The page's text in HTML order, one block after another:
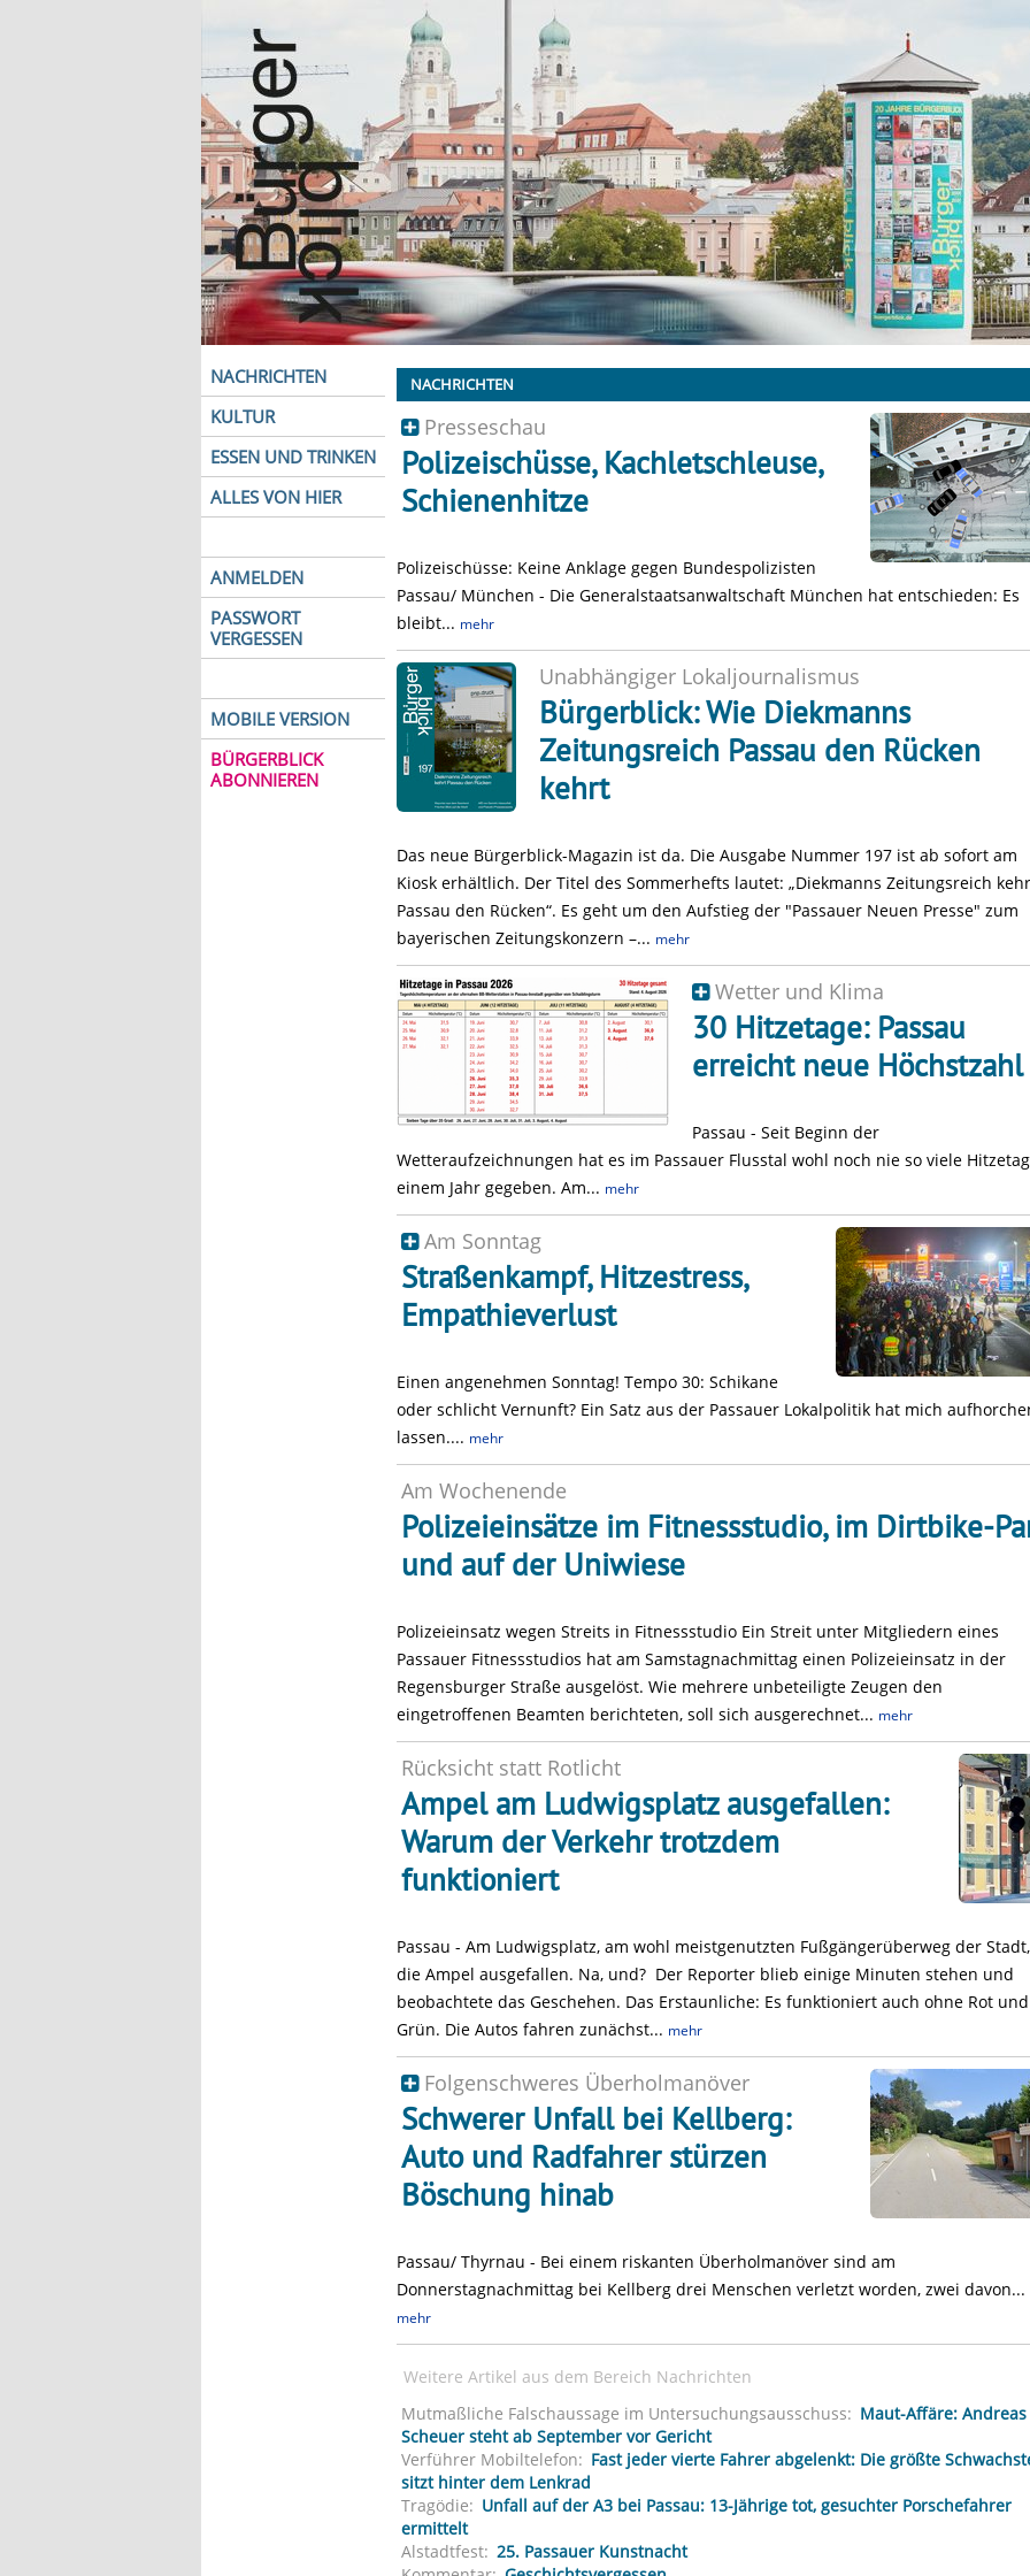
NACHRICHTEN
KULTUR
ESSEN UND TRINKEN
ALLES VON HIER
ANMELDEN
PASSWORT
VERGESSEN
MOBILE VERSION
BÜRGERBLICK
ABONNIEREN
NACHRICHTEN
Presseschau
Polizeischüsse, Kachletschleuse,
Schienenhitze
Polizeischüsse: Keine Anklage gegen Bundespolizisten
Passau/ München - Die Generalstaatsanwaltschaft München hat entschieden: Es
bleibt... mehr
Unabhängiger Lokaljournalismus
Bürgerblick: Wie Diekmanns
Zeitungsreich Passau den Rücken
kehrt
Das neue Bürgerblick-Magazin ist da. Die Ausgabe Nummer 197 ist ab sofort am
Kiosk erhältlich. Der Titel des Sommerhefts lautet: „Diekmanns Zeitungsreich
Passau den Rücken“. Es geht um den Aufstieg der "Passauer Neuen Presse" zum
bayerischen Zeitungskonzern –... mehr
Wetter und Klima
30 Hitzetage: Passau
erreicht neue Höchstzahl
Passau - Seit Beginn der
Wetteraufzeichnungen hat es im Passauer Flusstal wohl noch nie so viele
einem Jahr gegeben. Am... mehr
Am Sonntag
Straßenkampf, Hitzestress,
Empathieverlust
Einen angenehmen Sonntag! Tempo 30: Schikane
oder schlicht Vernunft? Ein Satz aus der Passauer Lokalpolitik hat mich
lassen.... mehr
Am Wochenende
Polizeieinsätze im Fitnessstudio, im Dirtbike-
und auf der Uniwiese
Polizeieinsatz wegen Streits in Fitnessstudio Ein Streit unter Mitgliedern eines
Passauer Fitnessstudios hat am Samstagnachmittag einen Polizeieinsatz in der
Regensburger Straße ausgelöst. Wie mehrere unbeteiligte Zeugen den
eingetroffenen Beamten berichteten, soll sich ausgerechnet... mehr
Rücksicht statt Rotlicht
Ampel am Ludwigsplatz ausgefallen:
Warum der Verkehr trotzdem
funktioniert
Passau - Am Ludwigsplatz, am wohl meistgenutzten Fußgängerüberweg der
die Ampel ausgefallen. Na, und? Der Reporter blieb einige Minuten stehen und
beobachtete das Geschehen. Das Erstaunliche: Es funktioniert auch ohne Rot und
Grün. Die Autos fahren zunächst... mehr
Folgenschweres Überholmanöver
Schwerer Unfall bei Kellberg:
Auto und Radfahrer stürzen
Böschung hinab
Passau/ Thyrnau - Bei einem riskanten Überholmanöver sind am
Donnerstagnachmittag bei Kellberg drei Menschen verletzt worden, zwei davon...
mehr
Weitere Artikel aus dem Bereich Nachrichten
Mutmaßliche Falschaussage im Untersuchungsausschuss: Maut-Affäre: Andreas
Scheuer steht ab September vor Gericht
Verführer Mobiltelefon: Fast jeder vierte Fahrer abgelenkt: Die größte
sitzt hinter dem Lenkrad
Tragödie: Unfall auf der A3 bei Passau: 13-Jährige tot, gesuchter Porschefahrer
ermittelt
Alstadtfest: 25. Passauer Kunstnacht